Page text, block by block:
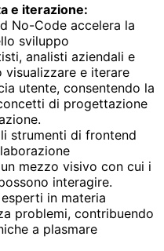
e iterazione:
No-Code accelera la
sviluppo
analisti aziendali e
visualizzare e iterare
utente, consentendo la
di progettazione
strumenti di frontend
mezzo visivo con cui i
interagire.
in materia
problemi, contribuendo
a plasmare